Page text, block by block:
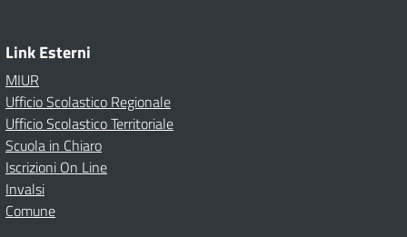
Link Esterni
MIUR
Ufficio Scolastico Regionale
Ufficio Scolastico Territoriale
Scuola in Chiaro
Iscrizioni On Line
Invalsi
Comune